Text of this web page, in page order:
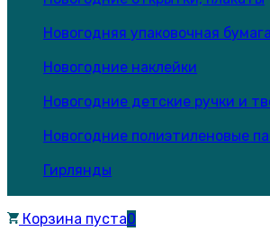
Новогодняя упаковочная бумага
Новогодние наклейки
Новогодние детские ручки и
Новогодние полиэтиленовые
Гирлянды
Корзина пуста0